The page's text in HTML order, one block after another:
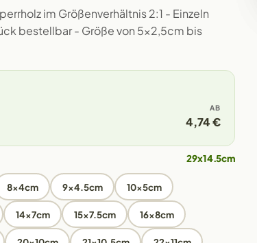
im Größenverhältnis 2:1 - Einzeln
bestellbar - Größe von 5x2,5cm bis
AB
4,74 €
29x14.5cm
8x4cm 9x4.5cm 10x5cm
14x7cm 15x7.5cm 16x8cm